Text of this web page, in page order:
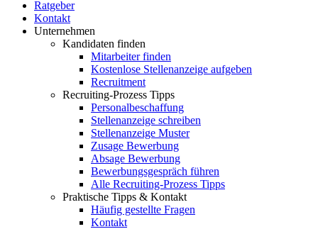
Ratgeber
Kontakt
Unternehmen
Kandidaten finden
Mitarbeiter finden
Kostenlose Stellenanzeige aufgeben
Recruitment
Recruiting-Prozess Tipps
Personalbeschaffung
Stellenanzeige schreiben
Stellenanzeige Muster
Zusage Bewerbung
Absage Bewerbung
Bewerbungsgespräch führen
Alle Recruiting-Prozess Tipps
Praktische Tipps & Kontakt
Häufig gestellte Fragen
Kontakt